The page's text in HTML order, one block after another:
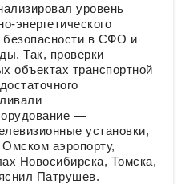
уровень
энергетического
безопасности в СФО и
Так, проверки
объектах транспортной
—
установки,
аэропорту,
Новосибирска, Томска,
Патрушев.